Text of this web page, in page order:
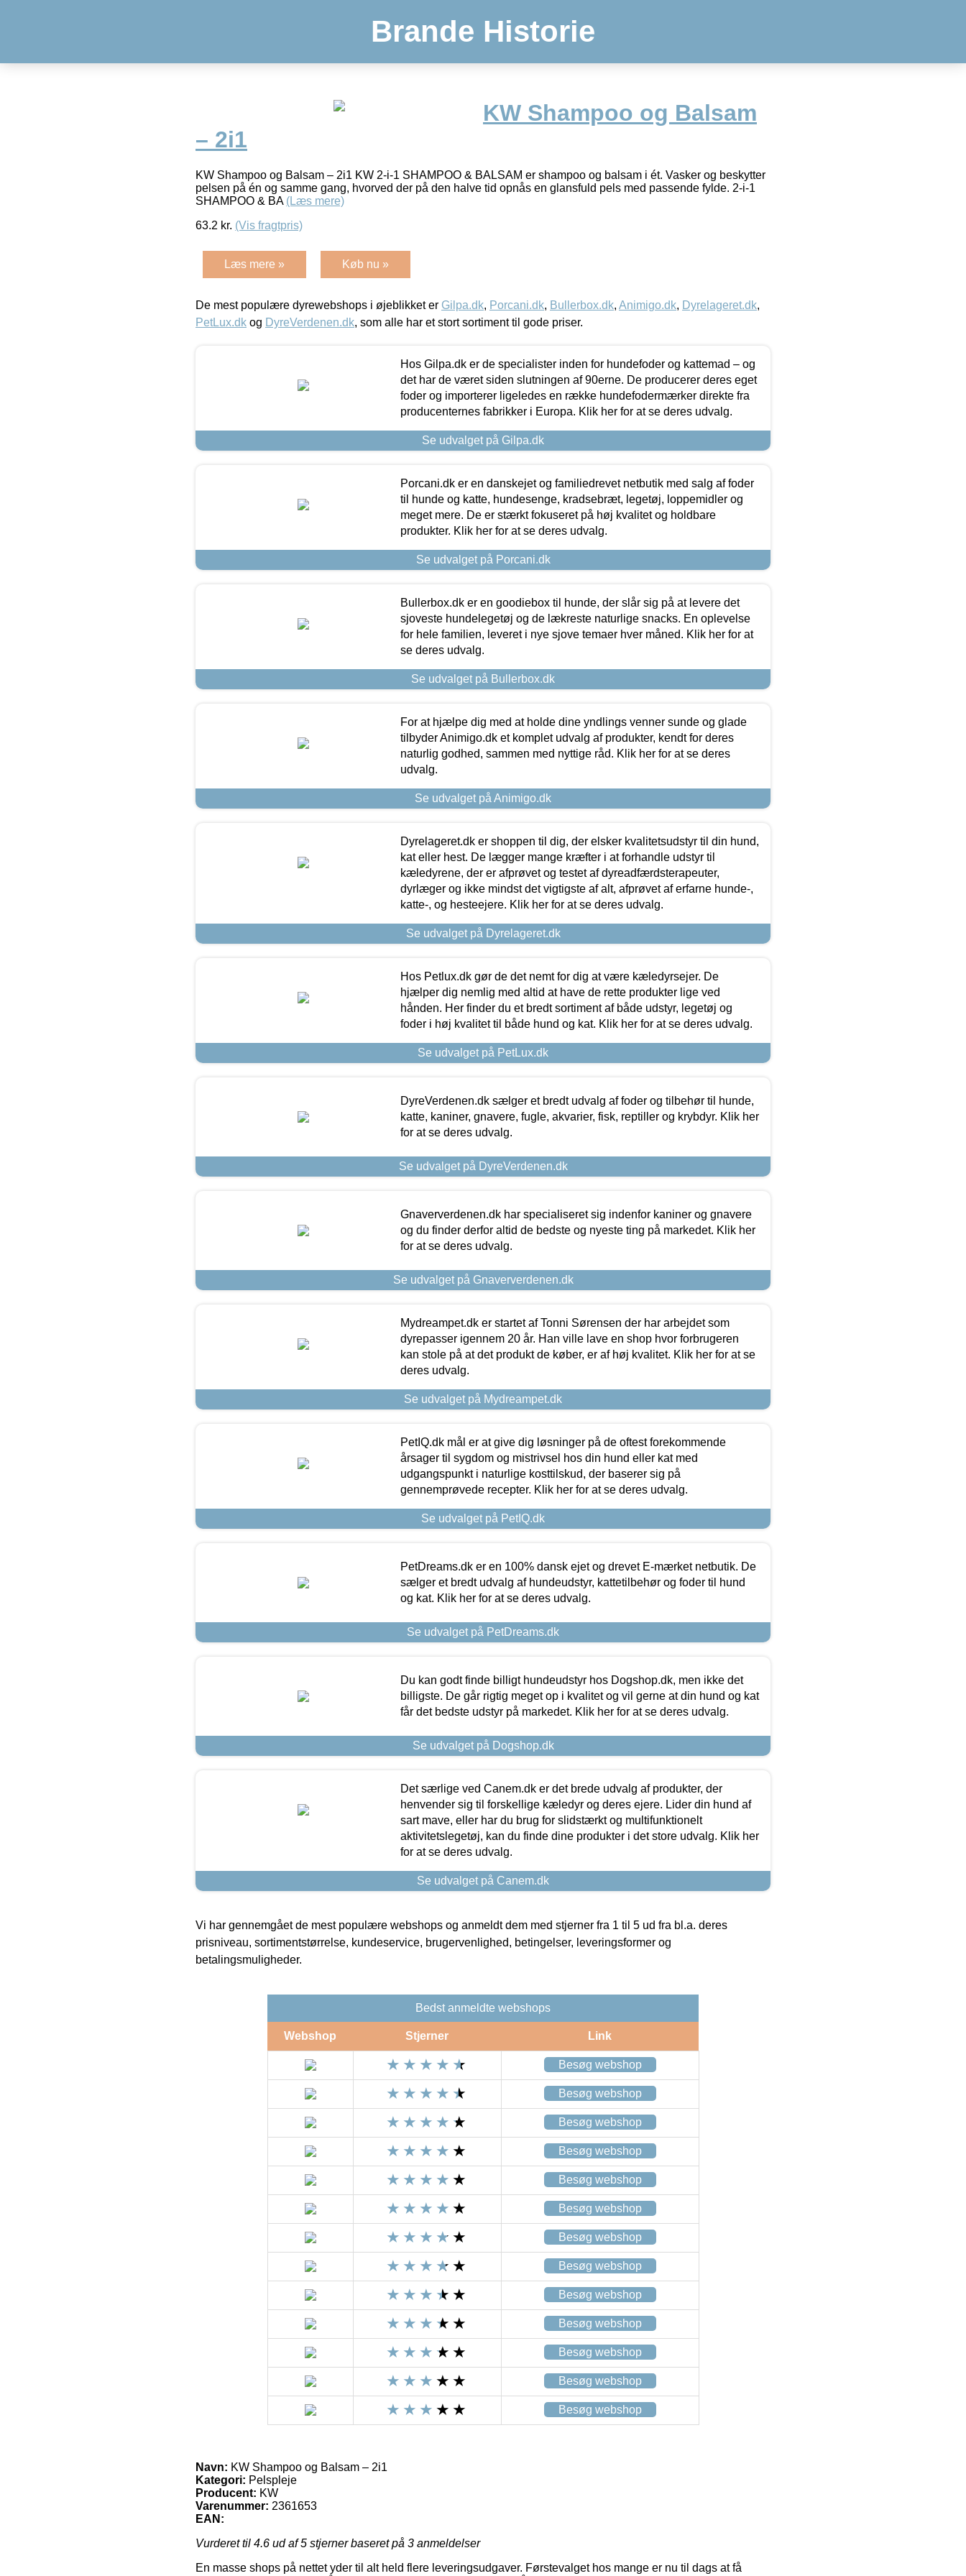
Brande Historie
KW Shampoo og Balsam
– 2i1
KW Shampoo og Balsam – 2i1 KW 2-i-1 SHAMPOO & BALSAM er shampoo og balsam i ét. Vasker og beskytter
pelsen på én og samme gang, hvorved der på den halve tid opnås en glansfuld pels med passende fylde. 2-i-1
SHAMPOO & BA (Læs mere)
63.2 kr. (Vis fragtpris)
Læs mere » Køb nu »
De mest populære dyrewebshops i øjeblikket er Gilpa.dk, Porcani.dk, Bullerbox.dk, Animigo.dk, Dyrelageret.dk,
PetLux.dk og DyreVerdenen.dk, som alle har et stort sortiment til gode priser.
Hos Gilpa.dk er de specialister inden for hundefoder og kattemad – og
det har de været siden slutningen af 90erne. De producerer deres eget
foder og importerer ligeledes en række hundefodermærker direkte fra
producenternes fabrikker i Europa. Klik her for at se deres udvalg.
Se udvalget på Gilpa.dk
Porcani.dk er en danskejet og familiedrevet netbutik med salg af foder
til hunde og katte, hundesenge, kradsebræt, legetøj, loppemidler og
meget mere. De er stærkt fokuseret på høj kvalitet og holdbare
produkter. Klik her for at se deres udvalg.
Se udvalget på Porcani.dk
Bullerbox.dk er en goodiebox til hunde, der slår sig på at levere det
sjoveste hundelegetøj og de lækreste naturlige snacks. En oplevelse
for hele familien, leveret i nye sjove temaer hver måned. Klik her for at
se deres udvalg.
Se udvalget på Bullerbox.dk
For at hjælpe dig med at holde dine yndlings venner sunde og glade
tilbyder Animigo.dk et komplet udvalg af produkter, kendt for deres
naturlig godhed, sammen med nyttige råd. Klik her for at se deres
udvalg.
Se udvalget på Animigo.dk
Dyrelageret.dk er shoppen til dig, der elsker kvalitetsudstyr til din hund,
kat eller hest. De lægger mange kræfter i at forhandle udstyr til
kæledyrene, der er afprøvet og testet af dyreadfærdsterapeuter,
dyrlæger og ikke mindst det vigtigste af alt, afprøvet af erfarne hunde-,
katte-, og hesteejere. Klik her for at se deres udvalg.
Se udvalget på Dyrelageret.dk
Hos Petlux.dk gør de det nemt for dig at være kæledyrsejer. De
hjælper dig nemlig med altid at have de rette produkter lige ved
hånden. Her finder du et bredt sortiment af både udstyr, legetøj og
foder i høj kvalitet til både hund og kat. Klik her for at se deres udvalg.
Se udvalget på PetLux.dk
DyreVerdenen.dk sælger et bredt udvalg af foder og tilbehør til hunde,
katte, kaniner, gnavere, fugle, akvarier, fisk, reptiller og krybdyr. Klik her
for at se deres udvalg.
Se udvalget på DyreVerdenen.dk
Gnaververdenen.dk har specialiseret sig indenfor kaniner og gnavere
og du finder derfor altid de bedste og nyeste ting på markedet. Klik her
for at se deres udvalg.
Se udvalget på Gnaververdenen.dk
Mydreampet.dk er startet af Tonni Sørensen der har arbejdet som
dyrepasser igennem 20 år. Han ville lave en shop hvor forbrugeren
kan stole på at det produkt de køber, er af høj kvalitet. Klik her for at se
deres udvalg.
Se udvalget på Mydreampet.dk
PetIQ.dk mål er at give dig løsninger på de oftest forekommende
årsager til sygdom og mistrivsel hos din hund eller kat med
udgangspunkt i naturlige kosttilskud, der baserer sig på
gennemprøvede recepter. Klik her for at se deres udvalg.
Se udvalget på PetIQ.dk
PetDreams.dk er en 100% dansk ejet og drevet E-mærket netbutik. De
sælger et bredt udvalg af hundeudstyr, kattetilbehør og foder til hund
og kat. Klik her for at se deres udvalg.
Se udvalget på PetDreams.dk
Du kan godt finde billigt hundeudstyr hos Dogshop.dk, men ikke det
billigste. De går rigtig meget op i kvalitet og vil gerne at din hund og kat
får det bedste udstyr på markedet. Klik her for at se deres udvalg.
Se udvalget på Dogshop.dk
Det særlige ved Canem.dk er det brede udvalg af produkter, der
henvender sig til forskellige kæledyr og deres ejere. Lider din hund af
sart mave, eller har du brug for slidstærkt og multifunktionelt
aktivitetslegetøj, kan du finde dine produkter i det store udvalg. Klik her
for at se deres udvalg.
Se udvalget på Canem.dk
Vi har gennemgået de mest populære webshops og anmeldt dem med stjerner fra 1 til 5 ud fra bl.a. deres
prisniveau, sortimentstørrelse, kundeservice, brugervenlighed, betingelser, leveringsformer og
betalingsmuligheder.
Bedst anmeldte webshops
Webshop Stjerner Link
Besøg webshop
Besøg webshop
Besøg webshop
Besøg webshop
Besøg webshop
Besøg webshop
Besøg webshop
Besøg webshop
Besøg webshop
Besøg webshop
Besøg webshop
Besøg webshop
Besøg webshop
Navn: KW Shampoo og Balsam – 2i1
Kategori: Pelspleje
Producent: KW
Varenummer: 2361653
EAN:
Vurderet til 4.6 ud af 5 stjerner baseret på 3 anmeldelser
En masse shops på nettet yder til alt held flere leveringsudgaver. Førstevalget hos mange er nu til dags at få